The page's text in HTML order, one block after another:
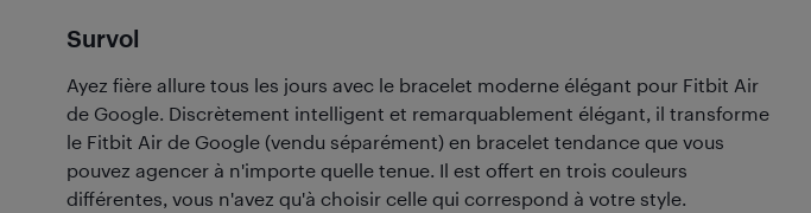
Survol
Ayez fière allure tous les jours avec le bracelet moderne élégant pour Fitbit Air
de Google. Discrètement intelligent et remarquablement élégant, il transforme
le Fitbit Air de Google (vendu séparément) en bracelet tendance que vous
pouvez agencer à n'importe quelle tenue. Il est offert en trois couleurs
différentes, vous n'avez qu'à choisir celle qui correspond à votre style.